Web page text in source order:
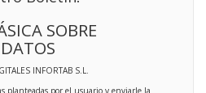
SOBRE
INFORTAB S.L.
planteadas por el usuario y enviarle la